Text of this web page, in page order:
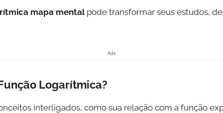
mapa mentalpode transformar seus estudos,
Ads
Logarítmica?
interligados, como sua relação com a função